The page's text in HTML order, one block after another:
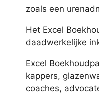
zoals een
Het Excel
daadwerkelijke
Excel
kappers,
coaches,